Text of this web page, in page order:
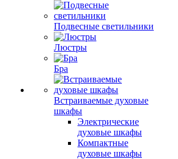
Подвесные светильники
Люстры
Бра
Встраиваемые духовые
шкафы
Электрические
духовые шкафы
Компактные
духовые шкафы